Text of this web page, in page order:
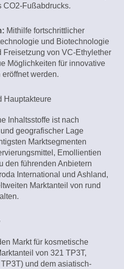
CO2-Fußabdrucks.
Mithilfe fortschrittlicher
und Biotechnologie
Freisetzung von VC-Ethylether
Möglichkeiten für innovative
werden.
Hauptakteure
Inhaltsstoffe ist nach
geografischer Lage
Marktsegmenten
Emollientien
den führenden Anbietern
International und Ashland,
Marktanteil von rund
Markt für kosmetische
von 321 TP3T,
und dem asiatisch-